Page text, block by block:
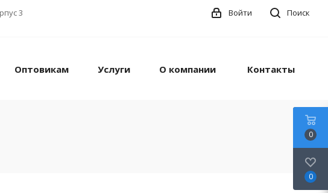
3
Поиск
Войти
Оптовикам Услуги О компании Контакты
0
0